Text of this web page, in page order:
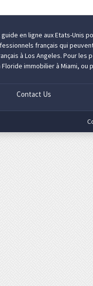
en ligne aux Etats-Unis
français qui
à Los Angeles. Pour les
Florideimmobilier à Miami, ou
Contact Us